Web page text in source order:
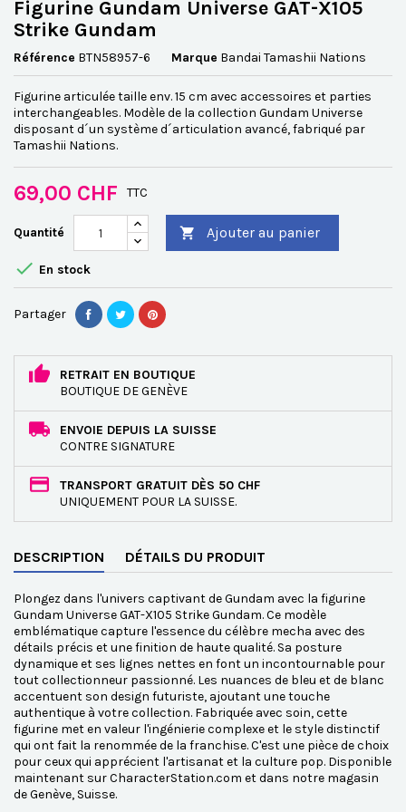
Figurine Gundam Universe GAT-X105
Strike Gundam
Référence BTN58957-6 Marque Bandai Tamashii Nations
Figurine articulée taille env. 15 cm avec accessoires et parties
interchangeables. Modèle de la collection Gundam Universe
disposant d´un système d´articulation avancé, fabriqué par
Tamashii Nations.
69,00 CHF TTC
Quantité  Ajouter au panier
 En stock
Partager
RETRAIT EN BOUTIQUE
BOUTIQUE DE GENÈVE
ENVOIE DEPUIS LA SUISSE
CONTRE SIGNATURE
TRANSPORT GRATUIT DÈS 50 CHF
UNIQUEMENT POUR LA SUISSE.
DESCRIPTION DÉTAILS DU PRODUIT
Plongez dans l'univers captivant de Gundam avec la figurine
Gundam Universe GAT-X105 Strike Gundam. Ce modèle
emblématique capture l'essence du célèbre mecha avec des
détails précis et une finition de haute qualité. Sa posture
dynamique et ses lignes nettes en font un incontournable pour
tout collectionneur passionné. Les nuances de bleu et de blanc
accentuent son design futuriste, ajoutant une touche
authentique à votre collection. Fabriquée avec soin, cette
figurine met en valeur l'ingénierie complexe et le style distinctif
qui ont fait la renommée de la franchise. C'est une pièce de choix
pour ceux qui apprécient l'artisanat et la culture pop. Disponible
maintenant sur CharacterStation.com et dans notre magasin
de Genève, Suisse.